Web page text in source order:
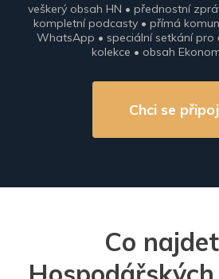
veškerý obsah HN • přednostní
kompletní podcasty • přímá
WhatsApp • speciální setkání pro
kolekce • obsah
Chci se
Co